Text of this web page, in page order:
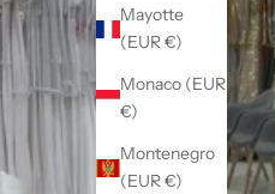
Mayotte
(EUR €)
Monaco (EUR
€)
Montenegro
(EUR €)